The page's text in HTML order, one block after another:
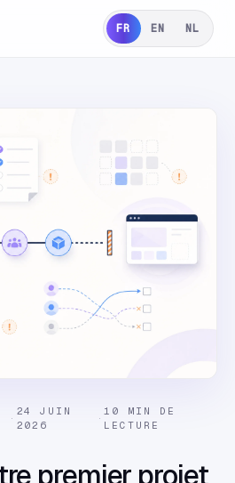
FR EN NL
·
24 JUIN
2026
·
10 MIN DE
LECTURE
premier projet